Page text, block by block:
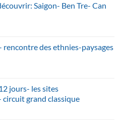
Saigon- Ben Tre- Can
rencontre des ethnies-paysages
jours- les sites
grand classique